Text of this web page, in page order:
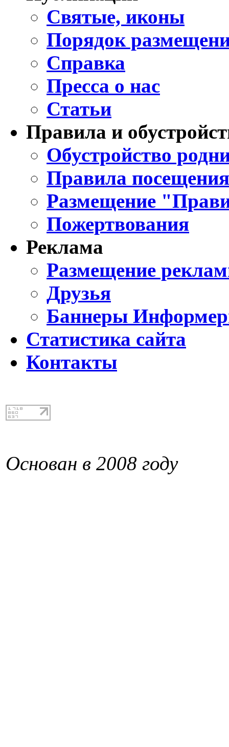
Святые, иконы
Порядок
Справка
Пресса о нас
Статьи
Правила и
Обустройство
Правила
Размещение
Пожертвования
Реклама
Размещение
Друзья
Баннеры
Статистика сайта
Контакты
Основан в 2008 году